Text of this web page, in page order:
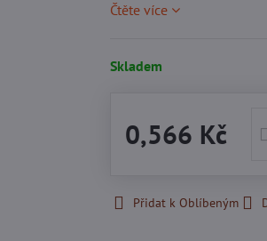
Čtěte více
Skladem
0,566 Kč
Přidat k Oblíbeným